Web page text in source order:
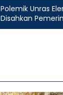
Polemik Unras
Disahkan